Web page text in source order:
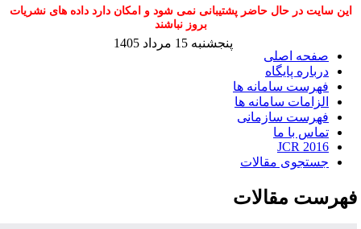
این سایت در حال حاضر پشتیبانی نمی شود و امکان دارد داده های نشریات
بروز نباشند
صفحه اصلی
درباره پایگاه
فهرست سامانه ها
الزامات سامانه ها
فهرست سازمانی
تماس با ما
JCR 2016
جستجوی مقالات
پنجشنبه 15 مرداد 1405
مقالات